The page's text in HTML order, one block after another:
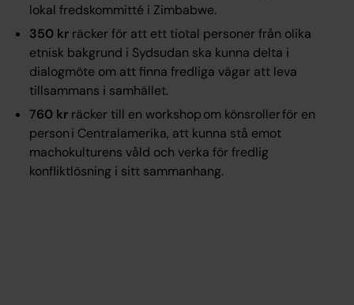
lokal fredskommitté i Zimbabwe.
350 kr räcker för att ett tiotal personer från olika
etnisk bakgrund i Sydsudan ska kunna delta i
dialogmöte om att finna fredliga vägar att leva
tillsammans i samhället.
760 kr räcker till en workshop om könsroller för en
person i Centralamerika, att kunna stå emot
machokulturens våld och verka för fredlig
konfliktlösning i sitt sammanhang.